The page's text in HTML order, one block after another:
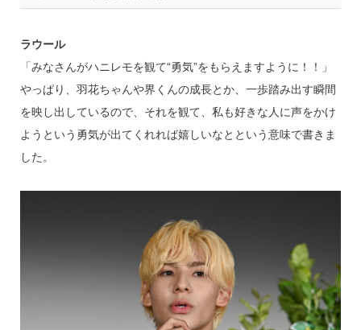
ラウール
「みなさんがハニレモを観て“勇気”をもらえますように！！」
やっぱり、羽花ちゃんや界くんの成長とか、一歩踏み出す瞬間
を映し出しているので、それを観て、私も好きな人に声をかけ
ようという勇気が出てくれれば嬉しいなとという意味で書きま
した。